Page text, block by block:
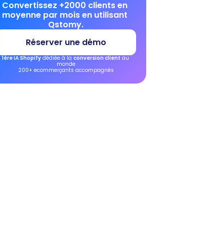
Convertissez +2000 clients en
moyenne par mois en utilisant
Qstomy.
Réserver une démo
1ère IA Shopify dédiée à la conversion client au
monde
200+ ecommerçants accompagnés